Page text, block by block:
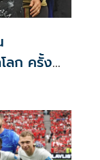
ลก ครั้ง